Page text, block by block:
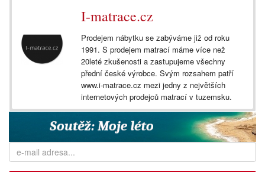
I-matrace.cz
Prodejem nábytku se zabýváme již od roku
1991. S prodejem matrací máme více než
20leté zkušenosti a zastupujeme všechny
přední české výrobce. Svým rozsahem patří
www.i-matrace.cz mezi jedny z největších
internetových prodejců matrací v tuzemsku.